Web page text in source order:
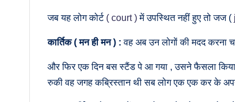
जब यह लोग कोर्ट ( court )में उपस्थित नहीं हुए तो जज (
कार्तिक ( मन ही मन ) : वह अब उन लोगों की मदद करना
और फिर एक दिन बस स्टैंड पे आ गया , उसने फैसला
रुकी वह जगह कब्रिस्तान थी सब लोग एक एक कर के